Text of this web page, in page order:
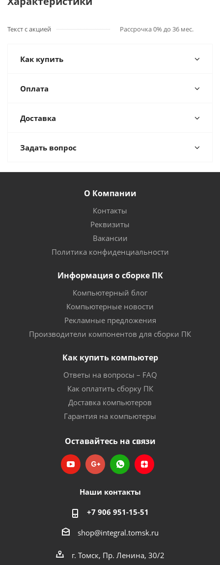
Текст с акцией Рассрочка 0% до 36 мес.
Как купить
Оплата
Доставка
Задать вопрос
О Компании
Контакты
Реквизиты
Вакансии
Политика конфиденциальности
Информация о сборке ПК
Компьютерный блог
Компьютерные новости
Рекламные предложения
Производители компонентов для сборки ПК
Как купить компьютер
Ответы на вопросы – FAQ
Как оплатить сборку ПК
Доставка компьютеров
Гарантия на компьютеры
Оставайтесь на связи
Наши контакты
+7 906 951-15-51
shop@integral.tomsk.ru
г. Томск, Пр. Ленина, 30/2